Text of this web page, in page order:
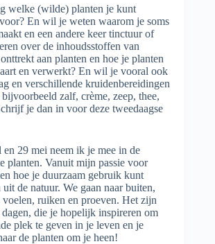
welke (wilde) planten je kunt
En wil je weten waarom je soms
en een andere keer tinctuur of
over de inhoudsstoffen van
aan planten en hoe je planten
en verwerkt? En wil je vooral ook
en verschillende kruidenbereidingen
zalf, crème, zeep, thee,
je dan in voor deze tweedaagse
29 mei neem ik je mee in de
planten. Vanuit mijn passie voor
hoe je duurzaam gebruik kunt
de natuur. We gaan naar buiten,
voelen, ruiken en proeven. Het zijn
die je hopelijk inspireren om
plek te geven in je leven en je
de planten om je heen!